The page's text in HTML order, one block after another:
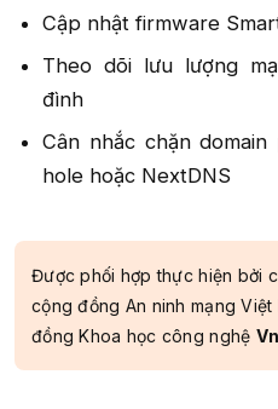
Cập nhật firmware
Theo dõi lưu lượng
đình​
Cân nhắc chặn
hole hoặc NextDNS​
Được phối hợp thực hiện bởi
cộng đồng An ninh mạng Việt
đồng Khoa học công nghệ